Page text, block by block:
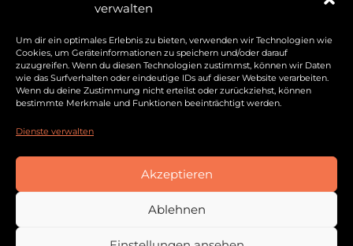
verwalten
Um dir ein optimales Erlebnis zu bieten, verwenden wir Technologien wie
Cookies, um Geräteinformationen zu speichern und/oder darauf
zuzugreifen. Wenn du diesen Technologien zustimmst, können wir Daten
wie das Surfverhalten oder eindeutige IDs auf dieser Website verarbeiten.
Wenn du deine Zustimmung nicht erteilst oder zurückziehst, können
bestimmte Merkmale und Funktionen beeinträchtigt werden.
Dienste verwalten
Akzeptieren
Ablehnen
Weitere Beiträge